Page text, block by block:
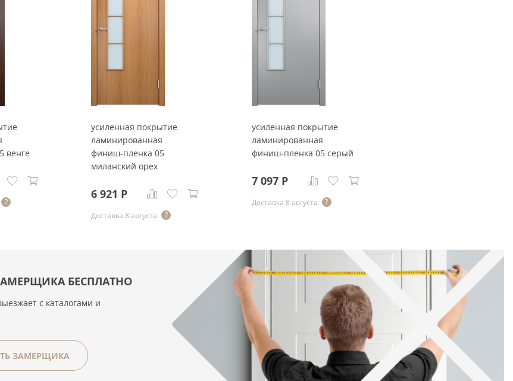
Серый цвет
венге
усиленная покрытие
ламинированная
финиш-пленка 05
миланский орех
6 921 Р
Доставка 8 августа
усиленная покрытие
ламинированная
финиш-пленка 05 серый
7 097Р
Доставка 8 августа
БЕСПЛАТНО
с каталогами и
ЗАМЕРЩИКА